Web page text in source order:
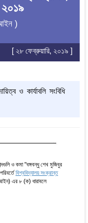
)
[ ২৮ ফেব্রুয়ারি, ২০১৯ ]
ও কার্যাবলি সংবিধি
ও কমা "বঙ্গবন্ধু শেখ মুজিবুর
বিশ্ববিদ্যালয় সংক্রান্ত
এর ৮ (ক) ধারাবলে